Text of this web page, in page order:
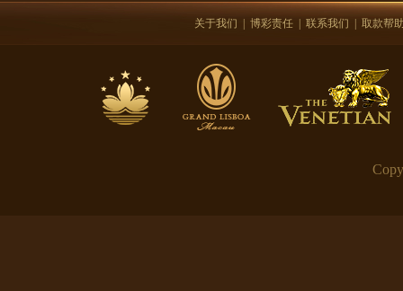
关于我们 博彩责任 联系我们 取款帮